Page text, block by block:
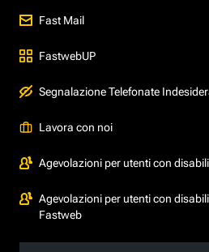
Fast Mail
FastwebUP
Segnalazione Telefonate
Lavora con noi
Agevolazioni per utenti con
Agevolazioni per utenti con
Fastweb